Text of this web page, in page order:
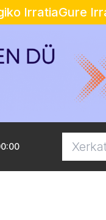
IrratiaGure